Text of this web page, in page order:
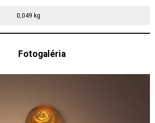
0,049 kg
Fotogaléria